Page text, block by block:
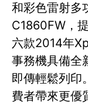
和彩色雷射多
C1860FW，
六款2014年
事務機具備全
即傳輕鬆列印
費者帶來更優